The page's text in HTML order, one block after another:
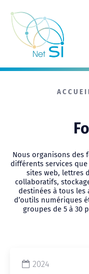
Nous organisons des
différents services
sites web, lettres
collaboratifs,
destinées à tous les
d’outils numériques
groupes de 5 à 30
2024